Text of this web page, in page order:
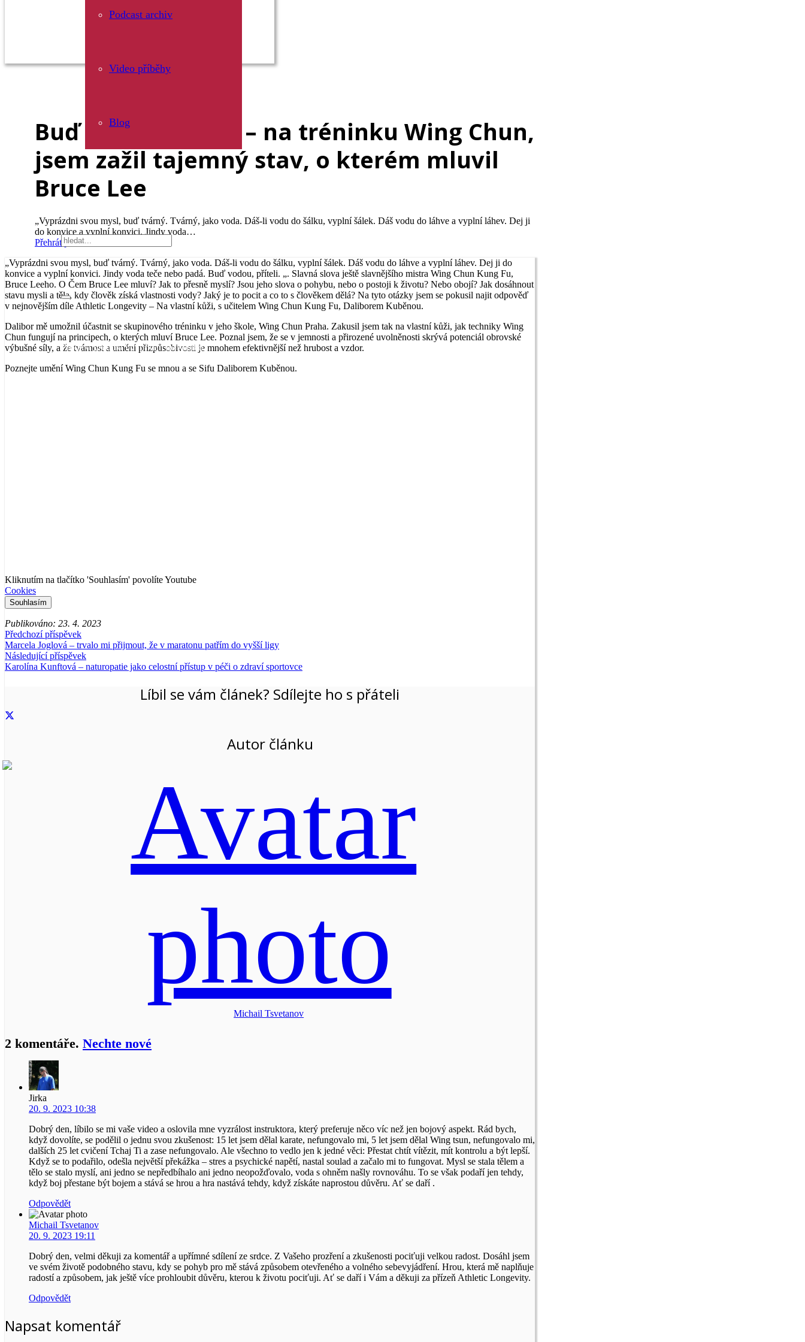
Podcast archiv
Video příběhy
Blog
Produktprodukt byl přidán do košíku.
Buď vodou, příteli – na tréninku Wing Chun,
jsem zažil tajemný stav, o kterém mluvil
Bruce Lee
„Vyprázdni svou mysl, buď tvárný. Tvárný, jako voda. Dáš-li vodu do šálku, vyplní šálek. Dáš vodu do láhve a vyplní láhev. Dej ji
do konvice a vyplní konvici. Jindy voda…
Přehrát příběh
„Vyprázdni svou mysl, buď tvárný. Tvárný, jako voda. Dáš-li vodu do šálku, vyplní šálek. Dáš vodu do láhve a vyplní láhev. Dej ji do
konvice a vyplní konvici. Jindy voda teče nebo padá. Buď vodou, příteli. „. Slavná slova ještě slavnějšího mistra Wing Chun Kung Fu,
Bruce Leeho. O Čem Bruce Lee mluví? Jak to přesně myslí? Jsou jeho slova o pohybu, nebo o postoji k životu? Nebo obojí? Jak dosáhnout
stavu mysli a těla, kdy člověk získá vlastnosti vody? Jaký je to pocit a co to s člověkem dělá? Na tyto otázky jsem se pokusil najit odpověď
v nejnovějším díle Athletic Longevity – Na vlastní kůži, s učitelem Wing Chun Kung Fu, Daliborem Kuběnou.
Dalibor mě umožnil účastnit se skupinového tréninku v jeho škole, Wing Chun Praha. Zakusil jsem tak na vlastní kůži, jak techniky Wing
Chun fungují na principech, o kterých mluví Bruce Lee. Poznal jsem, že se v jemnosti a přirozené uvolněnosti skrývá potenciál obrovské
výbušné síly, a že tvárnost a umění přizpůsobivosti je mnohem efektivnější než hrubost a vzdor.
Poznejte umění Wing Chun Kung Fu se mnou a se Sifu Daliborem Kuběnou.
Kliknutím na tlačítko 'Souhlasím' povolíte Youtube
Cookies
Souhlasím
Publikováno: 23. 4. 2023
Předchozí příspěvek
Marcela Joglová – trvalo mi přijmout, že v maratonu patřím do vyšší ligy
Následující příspěvek
Karolína Kunftová – naturopatie jako celostní přístup v péči o zdraví sportovce
Líbil se vám článek? Sdílejte ho s přáteli
Autor článku
Michail Tsvetanov
2 komentáře. Nechte nové
Jirka
20. 9. 2023 10:38
Dobrý den, líbilo se mi vaše video a oslovila mne vyzrálost instruktora, který preferuje něco víc než jen bojový aspekt. Rád bych,
když dovolíte, se podělil o jednu svou zkušenost: 15 let jsem dělal karate, nefungovalo mi, 5 let jsem dělal Wing tsun, nefungovalo mi,
dalších 25 let cvičení Tchaj Ti a zase nefungovalo. Ale všechno to vedlo jen k jedné věci: Přestat chtít vítězit, mít kontrolu a být lepší.
Když se to podařilo, odešla největší překážka – stres a psychické napětí, nastal soulad a začalo mi to fungovat. Mysl se stala tělem a
tělo se stalo myslí, ani jedno se nepředbíhalo ani jedno neopožďovalo, voda s ohněm našly rovnováhu. To se však podaří jen tehdy,
když boj přestane být bojem a stává se hrou a hra nastává tehdy, když získáte naprostou důvěru. Ať se daří .
Odpovědět
Michail Tsvetanov
20. 9. 2023 19:11
Dobrý den, velmi děkuji za komentář a upřímné sdílení ze srdce. Z Vašeho prozření a zkušenosti pociťuji velkou radost. Dosáhl jsem
ve svém životě podobného stavu, kdy se pohyb pro mě stává způsobem otevřeného a volného sebevyjádření. Hrou, která mě naplňuje
radostí a způsobem, jak ještě více prohloubit důvěru, kterou k životu pociťuji. Ať se daří i Vám a děkuji za přízeň Athletic Longevity.
Odpovědět
Napsat komentář